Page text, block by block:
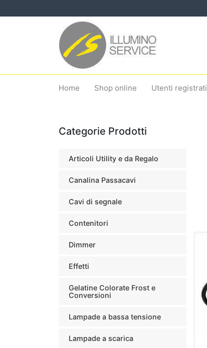
Home Shop online Utenti registrati
Categorie Prodotti
Articoli Utility e da Regalo
Canalina Passacavi
Cavi di segnale
Contenitori
Dimmer
Effetti
Gelatine Colorate Frost e
Conversioni
Lampade a bassa tensione
Lampade a scarica